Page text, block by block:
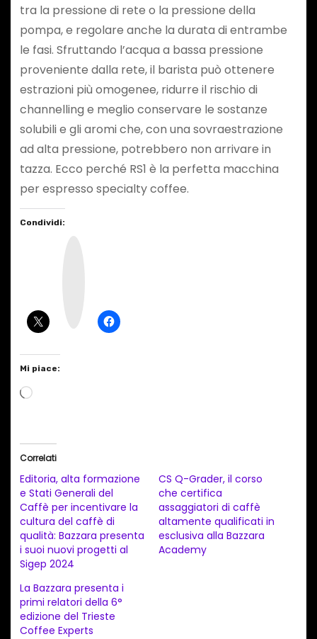
tra la pressione di rete o la pressione della
pompa, e regolare anche la durata di entrambe
le fasi. Sfruttando l’acqua a bassa pressione
proveniente dalla rete, il barista può ottenere
estrazioni più omogenee, ridurre il rischio di
channelling e meglio conservare le sostanze
solubili e gli aromi che, con una sovraestrazione
ad alta pressione, potrebbero non arrivare in
tazza. Ecco perché RS1 è la perfetta macchina
per espresso specialty coffee.
Condividi:
Mi piace:
C
a
m
e
n
t
o
i
n
Correlati
Editoria, alta formazione
e Stati Generali del
Caffè per incentivare la
cultura del caffè di
qualità: Bazzara presenta
i suoi nuovi progetti al
Sigep 2024
CS Q-Grader, il corso
che certifica
assaggiatori di caffè
altamente qualificati in
esclusiva alla Bazzara
Academy
La Bazzara presenta i
primi relatori della 6°
edizione del Trieste
Coffee Experts